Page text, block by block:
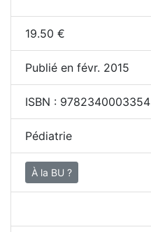
19.50 €
Publié en févr. 2015
ISBN : 9782340003354
Pédiatrie
À la BU ?